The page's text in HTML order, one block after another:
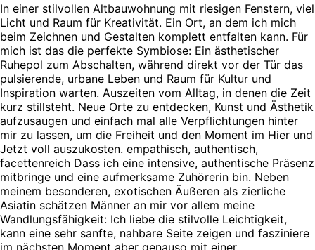
In einer stilvollen Altbauwohnung mit riesigen Fenstern, viel
Licht und Raum für Kreativität. Ein Ort, an dem ich mich
beim Zeichnen und Gestalten komplett entfalten kann. Für
mich ist das die perfekte Symbiose: Ein ästhetischer
Ruhepol zum Abschalten, während direkt vor der Tür das
pulsierende, urbane Leben und Raum für Kultur und
Inspiration warten. Auszeiten vom Alltag, in denen die Zeit
kurz stillsteht. Neue Orte zu entdecken, Kunst und Ästhetik
aufzusaugen und einfach mal alle Verpflichtungen hinter
mir zu lassen, um die Freiheit und den Moment im Hier und
Jetzt voll auszukosten. empathisch, authentisch,
facettenreich Dass ich eine intensive, authentische Präsenz
mitbringe und eine aufmerksame Zuhörerin bin. Neben
meinem besonderen, exotischen Äußeren als zierliche
Asiatin schätzen Männer an mir vor allem meine
Wandlungsfähigkeit: Ich liebe die stilvolle Leichtigkeit,
kann eine sehr sanfte, nahbare Seite zeigen und fasziniere
im nächsten Moment aber genauso mit einer